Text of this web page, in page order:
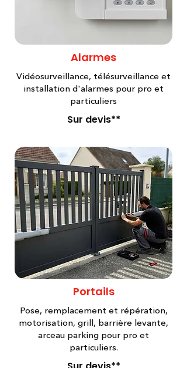
Alarmes
Vidéosurveillance, télésurveillance et
installation d'alarmes pour pro et
particuliers
Sur devis**
Portails
Pose, remplacement et répération,
motorisation, grill, barrière levante,
arceau parking pour pro et
particuliers.